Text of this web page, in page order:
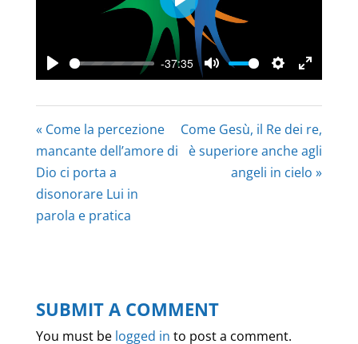
Play
-37:35
Mute Settings
Enter
Play
« Come la percezione
mancante dell’amore di
Dio ci porta a
disonorare Lui in
parola e pratica
Come Gesù, il Re dei re,
è superiore anche agli
angeli in cielo »
SUBMIT A COMMENT
You must be logged in to post a comment.